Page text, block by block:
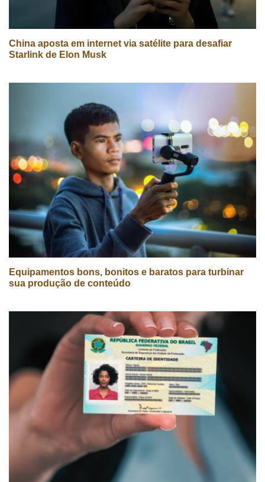
China aposta em internet via satélite para desafiar
Starlink de Elon Musk
Equipamentos bons, bonitos e baratos para turbinar
sua produção de conteúdo